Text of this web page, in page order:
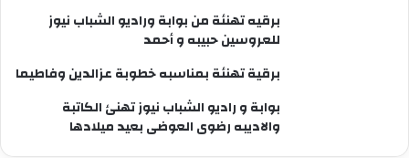
برقيه تهنئة من بوابة وراديو الشباب نيوز
للعروسين حبيبه و أحمد
برقية تهنئة بمناسبه خطوبة عزالدين وفاطيما
بوابة و راديو الشباب نيوز تهنئ الكاتبة
والاديبه رضوى العوضى بعيد ميلادها